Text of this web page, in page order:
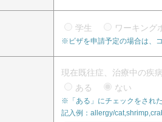
学生 ワーキン
※ビザを申請予定の場合は、
現在既往症、治療中の疾
ある
ない
※「ある」にチェックをされ
記入例：allergy/